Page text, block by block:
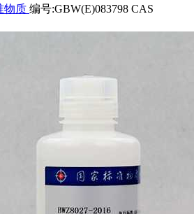
物质 编号:GBW(E)083798 CAS